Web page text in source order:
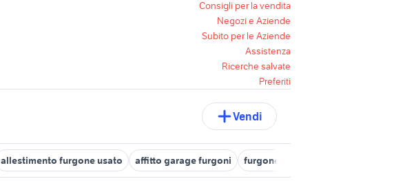
Consigli per la vendita
Negozi e Aziende
Subito per le Aziende
Assistenza
Ricerche salvate
Preferiti
Vendi
allestimento furgone usato affitto garage furgoni furgone cassone fisso usato